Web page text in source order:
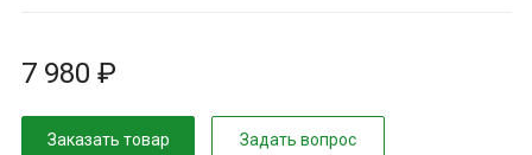
7 980 ₽
Заказать товар Задать вопрос